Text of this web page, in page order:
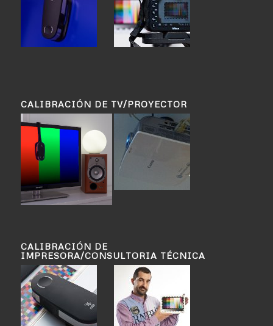
CALIBRACIÓN DE TV/PROYECTOR
CALIBRACIÓN DE
IMPRESORA/CONSULTORIA TÉCNICA